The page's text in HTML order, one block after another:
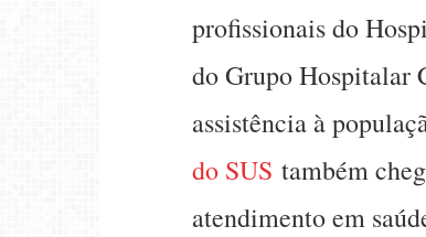
profissionais do
do Grupo Hospitalar
assistência à
do SUS também
atendimento em